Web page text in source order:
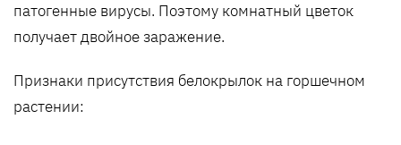
патогенные вирусы. Поэтому комнатный цветок
получает двойное заражение.
Признаки присутствия белокрылок на горшечном
растении: